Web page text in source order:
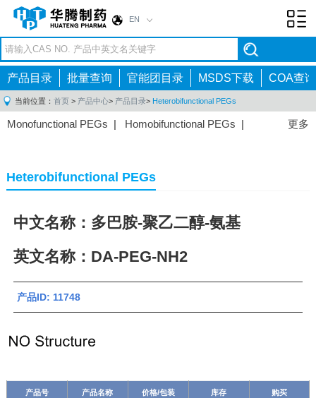
EN
产品目录 批量查询 官能团目录 MSDS下载 COA查询
当前位置： 首页 > 产品中心> 产品目录> Heterobifunctional PEGs
更多
Monofunctional PEGs | Homobifunctional PEGs |
Heterobifunctional PEGs
中文名称：多巴胺-聚乙二醇-氨基
英文名称：DA-PEG-NH2
产品ID: 11748
产品号 产品名称 价格/包装 库存 购买